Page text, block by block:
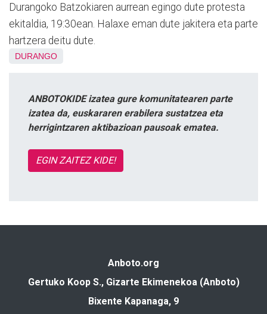
Durangoko Batzokiaren aurrean egingo dute protesta
ekitaldia, 19:30ean. Halaxe eman dute jakitera eta parte
hartzera deitu dute.
DURANGO
ANBOTOKIDE izatea gure komunitatearen parte
izatea da, euskararen erabilera sustatzea eta
herrigintzaren aktibazioan pausoak ematea.
EGIN ZAITEZ KIDE!
Anboto.org
Gertuko Koop S., Gizarte Ekimenekoa (Anboto)
Bixente Kapanaga, 9